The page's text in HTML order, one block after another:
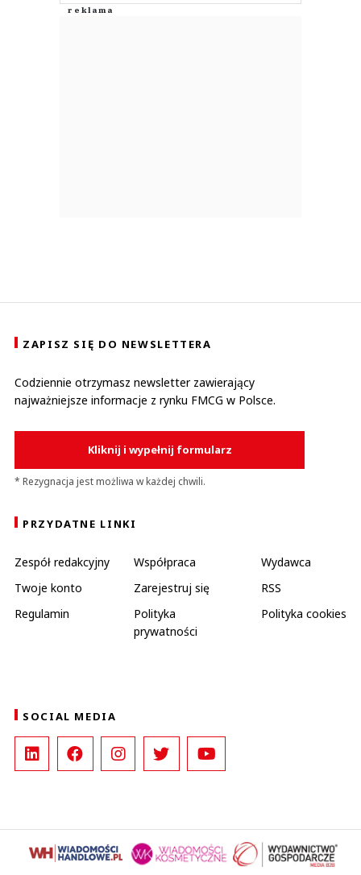
ZAPISZ SIĘ DO NEWSLETTERA
Codziennie otrzymasz newsletter zawierający
najważniejsze informacje z rynku FMCG w Polsce.
Kliknij i wypełnij formularz
* Rezygnacja jest możliwa w każdej chwili.
PRZYDATNE LINKI
Zespół redakcyjny Współpraca
Wydawca
Twoje konto
Zarejestruj się
RSS
Regulamin
Polityka
prywatności
Polityka cookies
SOCIAL MEDIA